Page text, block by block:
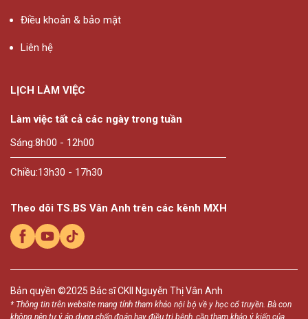
Điều khoản & bảo mật
Liên hệ
LỊCH LÀM VIỆC
Làm việc tất cả các ngày trong tuần
Sáng:8h00 - 12h00
Chiều:13h30 - 17h30
Theo dõi TS.BS Vân Anh trên các kênh MXH
Bản quyền ©2025 Bác sĩ CKII Nguyễn Thị Vân Anh
* Thông tin trên website mang tính tham khảo nội bộ về y học cổ truyền. Bà con
không nên tự ý áp dụng chẩn đoán hay điều trị bệnh, cần tham khảo ý kiến của